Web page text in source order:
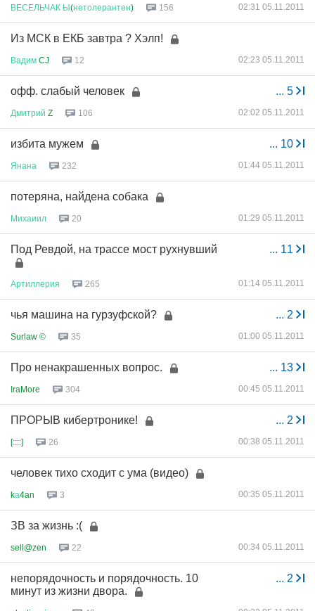
ВЕСЕЛЬЧАК Ы(нетолерантен) 156 02:31 05.11.2011
Из МСК в ЕКБ завтра ? Хэлп!
Вадим CJ 12 02:23 05.11.2011
... 5
офф. слабый человек
Дмитрий Z 106 02:02 05.11.2011
... 10
избита мужем
Янана 232 01:44 05.11.2011
потеряна, найдена собака
Михаиил 20 01:29 05.11.2011
... 11
Под Ревдой, на трассе мост рухнувший
Артиллерия 265 01:14 05.11.2011
... 2
чья машина на гурзуфской?
Surlaw © 35 01:00 05.11.2011
... 13
Про ненакрашенных вопрос.
IraMore 304 00:45 05.11.2011
... 2
ПРОРЫВ кибертронике!
[::::] 26 00:38 05.11.2011
человек тихо сходит с ума (видео)
kа4an 3 00:35 05.11.2011
ЗВ за жизнь :(
sell@zen 22 00:34 05.11.2011
... 2
непорядочность и порядочность. 10
минут из жизни двора.